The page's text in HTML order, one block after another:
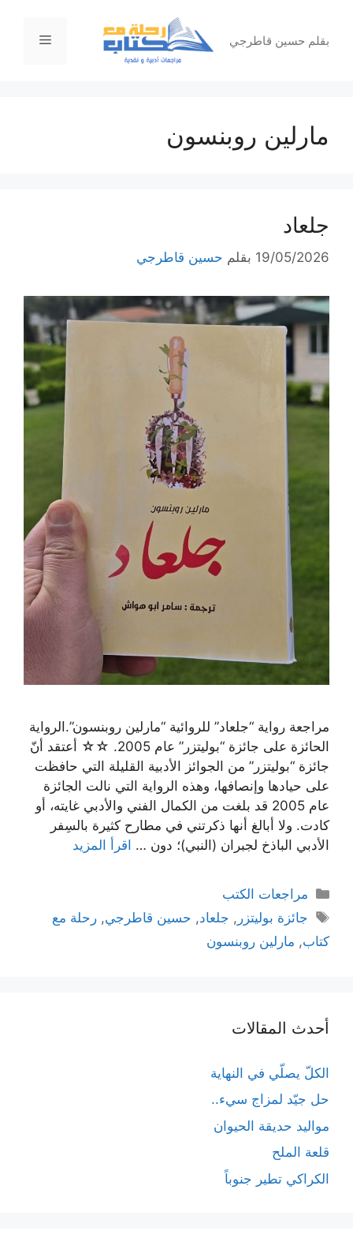
المحتوىبقلم حسين قاطرجي القائمة
مارلين روبنسون
جلعاد
19/05/2026 بقلم حسين قاطرجي
مراجعة رواية “جلعاد” للروائية “مارلين روبنسون”.الرواية
الحائزة على جائزة “بوليتزر” عام 2005. ☆☆ أعتقد أنّ
جائزة “بوليتزر” من الجوائز الأدبية القليلة التي حافظت
على حيادها وإنصافها، وهذه الرواية التي نالت الجائزة
عام 2005 قد بلغت من الكمال الفني والأدبي غايته، أو
كادت. ولا أبالغ أنها ذكرتني في مطارح كثيرة بالسِفر
الأدبي الباذخ لجبران (النبي)؛ دون … اقرأ المزيد
التصنيفات
مراجعات الكتب
الوسوم
جائزة بوليتزر , جلعاد, حسين قاطرجي,رحلة مع
كتاب, مارلين روبنسون
أحدث المقالات
الكلّ يصلّي في النهاية
حل جيّد لمزاج سيء..
مواليد حديقة الحيوان
قلعة الملح
الكراكي تطير جنوباً